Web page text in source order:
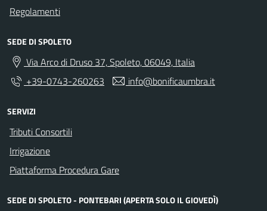
Regolamenti
SEDE DI SPOLETO
Via Arco di Druso 37, Spoleto, 06049, Italia
+39-0743-260263
info@bonificaumbra.it
SERVIZI
Tributi Consortili
Irrigazione
Piattaforma Procedura Gare
SEDE DI SPOLETO - PONTEBARI (APERTA SOLO IL GIOVEDÌ)